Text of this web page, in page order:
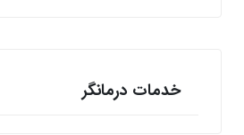
خدمات درمانگر